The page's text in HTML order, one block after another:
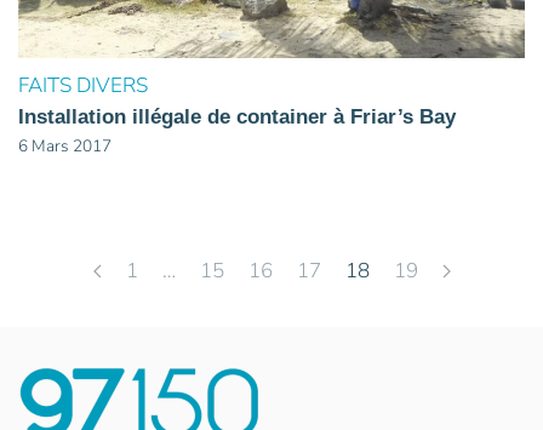
FAITS DIVERS
Installation illégale de container à Friar’s Bay
6 Mars 2017
1 … 15 16 17 18 19